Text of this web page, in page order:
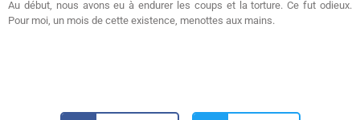
Au début, nous avons eu à endurer les coups et la torture. Ce fut odieux.
Pour moi, un mois de cette existence, menottes aux mains.